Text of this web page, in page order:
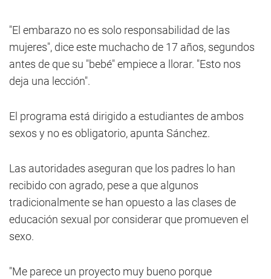
"El embarazo no es solo responsabilidad de las
mujeres", dice este muchacho de 17 años, segundos
antes de que su "bebé" empiece a llorar. "Esto nos
deja una lección".
El programa está dirigido a estudiantes de ambos
sexos y no es obligatorio, apunta Sánchez.
Las autoridades aseguran que los padres lo han
recibido con agrado, pese a que algunos
tradicionalmente se han opuesto a las clases de
educación sexual por considerar que promueven el
sexo.
"Me parece un proyecto muy bueno porque